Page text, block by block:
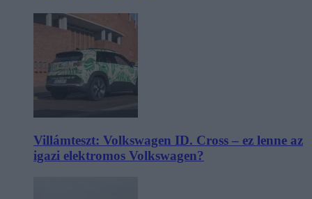
Villámteszt: Volkswagen ID. Cross – ez lenne az
igazi elektromos Volkswagen?